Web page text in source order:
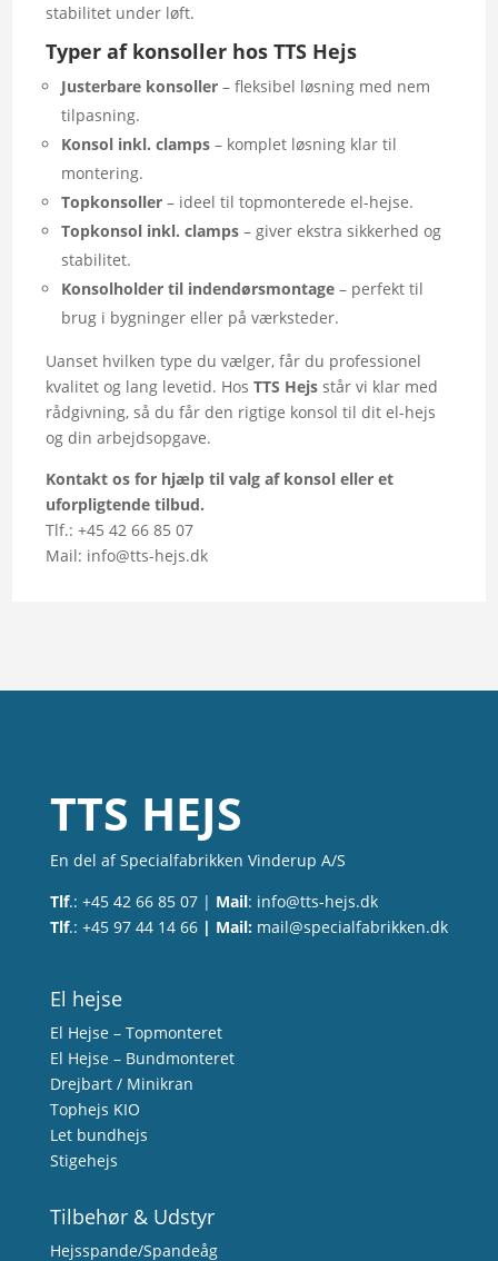
stabilitet under løft.
Typer af konsoller hos TTS Hejs
Justerbare konsoller – fleksibel løsning med nem
tilpasning.
Konsol inkl. clamps – komplet løsning klar til
montering.
Topkonsoller – ideel til topmonterede el-hejse.
Topkonsol inkl. clamps – giver ekstra sikkerhed og
stabilitet.
Konsolholder til indendørsmontage – perfekt til
brug i bygninger eller på værksteder.
Uanset hvilken type du vælger, får du professionel
kvalitet og lang levetid. HosTTS Hejs står vi klar med
rådgivning, så du får den rigtige konsol til dit el-hejs
og din arbejdsopgave.
Kontakt os for hjælp til valg af konsol eller et
uforpligtende tilbud.
Tlf.: +45 42 66 85 07
Mail: info@tts-hejs.dk
TTS HEJS
En del af Specialfabrikken Vinderup A/S
Tlf.: +45 42 66 85 07 | Mail: info@tts-hejs.dk
Tlf.: +45 97 44 14 66 | Mail: mail@specialfabrikken.dk
El hejse
El Hejse – Topmonteret
El Hejse – Bundmonteret
Drejbart / Minikran
Tophejs KIO
Let bundhejs
Stigehejs
Tilbehør & Udstyr
Hejsspande/Spandeåg